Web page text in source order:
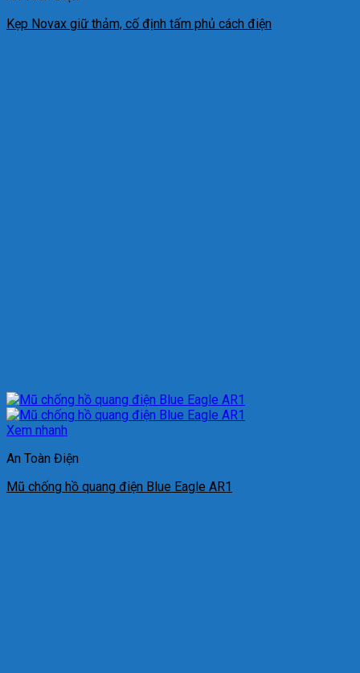
Kẹp Novax giữ thảm, cố định tấm phủ cách điện
Xem nhanh
An Toàn Điện
Mũ chống hồ quang điện Blue Eagle AR1